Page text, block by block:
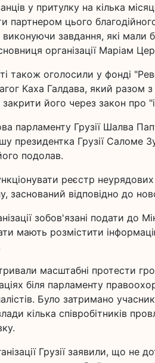
у притулку на кілька
партнером цього
виконуючи завдання, які
організації Маріам
також оголосили у фонді
Каха Галдава, який разом
його через закон про
парламенту Грузії Шалва
президентка Грузії Саломе
подолав.
реєстр
заснований відповідно до
зобов'язані подати до
мають розмістити
тривали масштабні протести
біля парламенту
Було затримано
кілька співробітників
Грузії заявили, що не